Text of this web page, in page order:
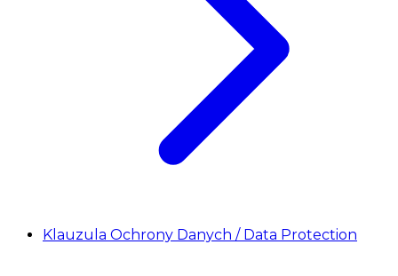
Klauzula Ochrony Danych / Data Protection